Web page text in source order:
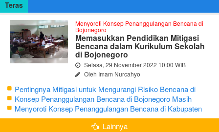
Teras
Menyoroti Konsep Penanggulangan Bencana di
Bojonegoro
Memasukkan Pendidikan Mitigasi
Bencana dalam Kurikulum Sekolah
di Bojonegoro
Selasa, 29 November 2022 10:00 WIB
Oleh Imam Nurcahyo
Pentingnya Mitigasi untuk Mengurangi Risiko Bencana di
Bojonegoro
Konsep Penanggulangan Bencana di Bojonegoro Masih
Mengutamakan Tanggap Darurat
Menyoroti Konsep Penanggulangan Bencana di Kabupaten
Bojonegoro
Lainnya